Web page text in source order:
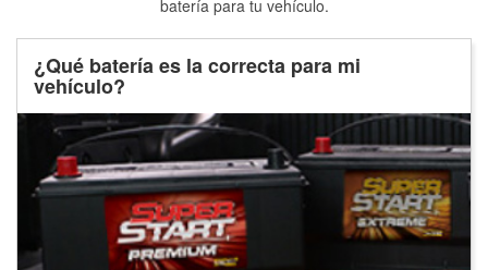
batería para tu vehículo.
¿Qué batería es la correcta para mi
vehículo?